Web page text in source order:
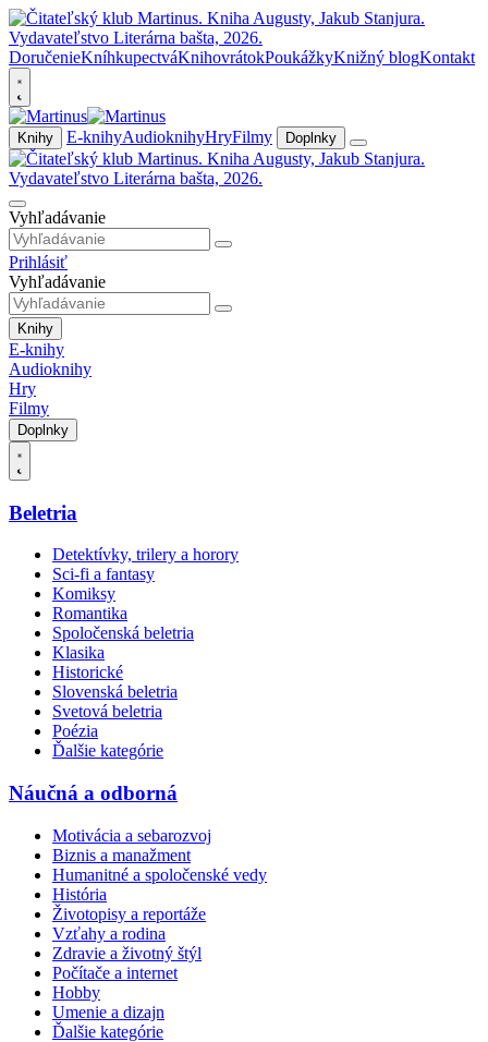
DoručenieKníhkupectváKnihovrátokPoukážkyKnižný blogKontakt
Knihy E-knihyAudioknihyHryFilmy Doplnky
Vyhľadávanie
Prihlásiť
Vyhľadávanie
Knihy
E-knihy
Audioknihy
Hry
Filmy
Doplnky
Beletria
Detektívky, trilery a horory
Sci-fi a fantasy
Komiksy
Romantika
Spoločenská beletria
Klasika
Historické
Slovenská beletria
Svetová beletria
Poézia
Ďalšie kategórie
Náučná a odborná
Motivácia a sebarozvoj
Biznis a manažment
Humanitné a spoločenské vedy
História
Životopisy a reportáže
Vzťahy a rodina
Zdravie a životný štýl
Počítače a internet
Hobby
Umenie a dizajn
Ďalšie kategórie